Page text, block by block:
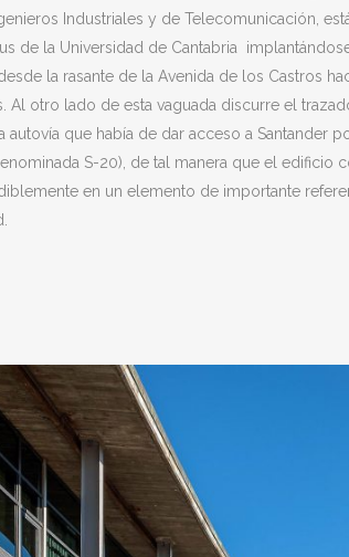
Industriales y de Telecomunicación,
de la Universidad de Cantabria
la rasante de la Avenida de los Castros
Al otro lado de esta vaguada discurre el
autovía que había de dar acceso a Santander
S-20), de tal manera que el edificio
en un elemento de importante